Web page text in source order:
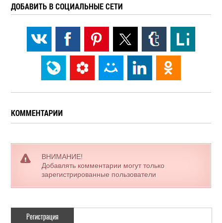
ДОБАВИТЬ В СОЦИАЛЬНЫЕ СЕТИ
КОММЕНТАРИИ
ВНИМАНИЕ!
Добавлять комментарии могут только
зарегистрированные пользователи
Регистрация